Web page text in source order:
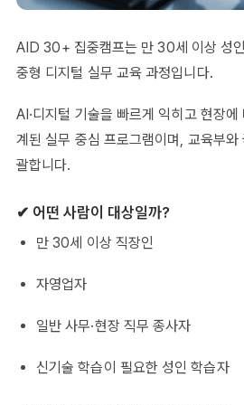
AID 30+ 집중캠프는 만 30세 이상 성
중형 디지털 실무 교육 과정입니다.
AI·디지털 기술을 빠르게 익히고 현장
계된 실무 중심 프로그램이며, 교육부와
괄합니다.
✔ 어떤 사람이 대상일까?
만 30세 이상 직장인
자영업자
일반 사무·현장 직무 종사자
신기술 학습이 필요한 성인 학습자